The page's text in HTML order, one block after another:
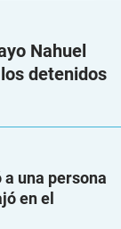
Nahuel
detenidos
una persona
en el